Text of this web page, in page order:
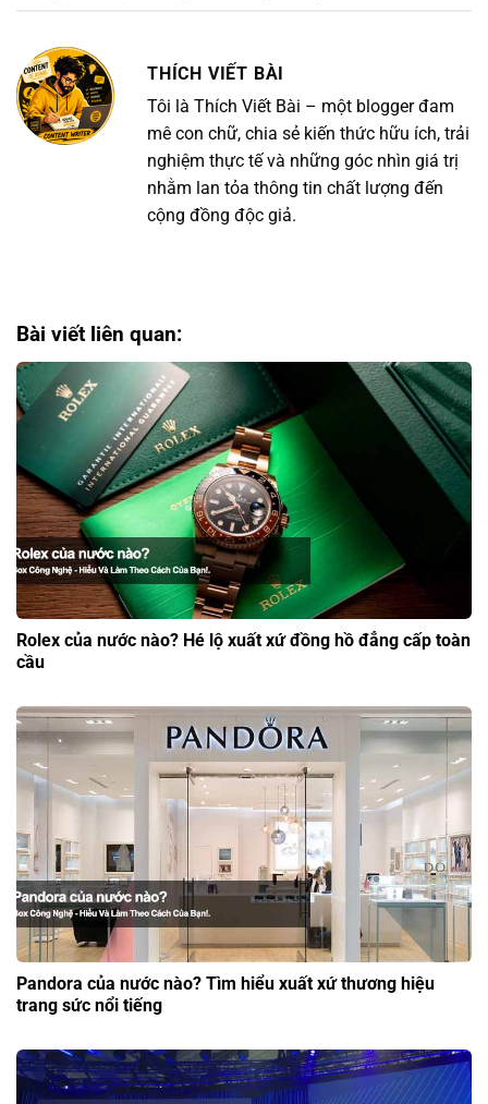
THÍCH VIẾT BÀI
Tôi là Thích Viết Bài – một blogger đam
mê con chữ, chia sẻ kiến thức hữu ích, trải
nghiệm thực tế và những góc nhìn giá trị
nhằm lan tỏa thông tin chất lượng đến
cộng đồng độc giả.
Bài viết liên quan:
Rolex của nước nào? Hé lộ xuất xứ đồng hồ đẳng cấp toàn
cầu
Pandora của nước nào? Tìm hiểu xuất xứ thương hiệu
trang sức nổi tiếng